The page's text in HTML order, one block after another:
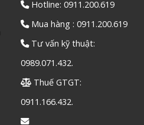
Hotline: 0911.200.619
Mua hàng : 0911.200.619
Tư vấn kỹ thuật:
0989.071.432.
Thuế GTGT:
0911.166.432.